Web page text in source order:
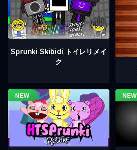
Sprunki Skibidi トイレリメイ
ク